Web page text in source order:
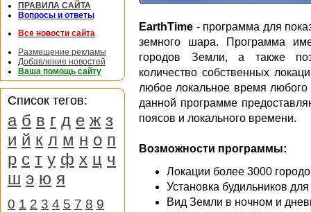
EarthTime - программа для
земного шара. Программа
городов Земли, а также
количество собственных
любое локальное время
данной программе
поясов и локального времени.
Возможности программы:
Локации более 3000
Установка будильников
Вид Земли в ночном и
ПРАВИЛА САЙТА
Вопросы и ответы
Все новости сайта
Размещение рекламы
Добавление новостей
Ваша помощь сайту
Список тегов:
а б в г д е ж з
и й к л м н о п
р с т у ф х ц ч
ш э ю я
0 1 2 3 4 5 7 8 9